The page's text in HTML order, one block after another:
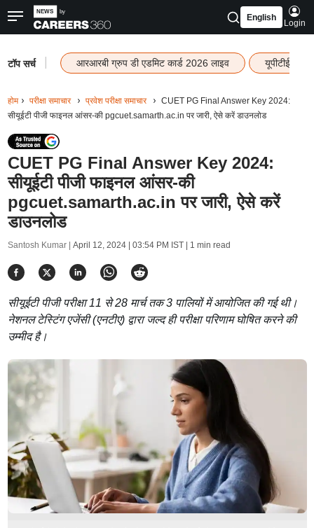
English
Login
टॉप सर्च आरआरबी ग्रुप डी एडमिट कार्ड 2026 लाइव यूपीटीईटी
होम परीक्षा समाचार प्रवेश परीक्षा समाचार
CUET PG Final Answer Key 2024:
सीयूईटी पीजी फाइनल आंसर-की pgcuet.samarth.ac.in पर जारी, ऐसे करें डाउनलोड
CUET PG Final Answer Key 2024:
सीयूईटी पीजी फाइनल आंसर-की
pgcuet.samarth.ac.in पर जारी, ऐसे करें
डाउनलोड
Santosh Kumar | April 12, 2024 | 03:54 PM IST| 1 min read
सीयूईटी पीजी परीक्षा 11 से 28 मार्च तक 3 पालियों में आयोजित की गई थी।
नेशनल टेस्टिंग एजेंसी (एनटीए) द्वारा जल्द ही परीक्षा परिणाम घोषित करने की
उम्मीद है।